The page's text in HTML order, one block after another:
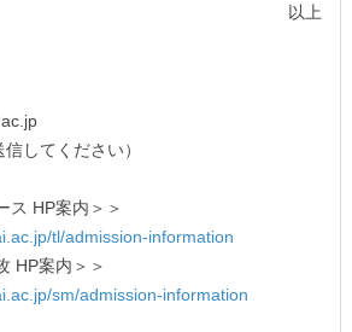
以上
してください）
ス HP案内＞＞
tl/admission-information
HP案内＞＞
sm/admission-information